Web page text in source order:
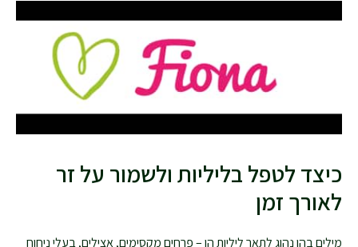
כיצד לטפל בליליות ולשמור על זר
לאורך זמן
מילים בהן נהוג לתאר ליליות הן – פרחים מקסימים, אצילים, בעלי ניחוח